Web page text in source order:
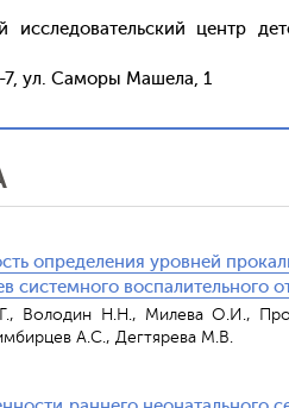
центр
7, ул. Саморы Машела, 1
определения уровней
системного воспалительного
Володин Н.Н., Милева О.И.,
А.С., Дегтярева М.В.